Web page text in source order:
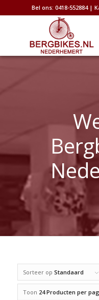
Bel ons: 0418-552884 |
Sorteer op Standaard
Toon 24 Producten per